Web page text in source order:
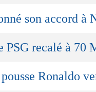
son accord à
PSG recalé à 70
Ronaldo